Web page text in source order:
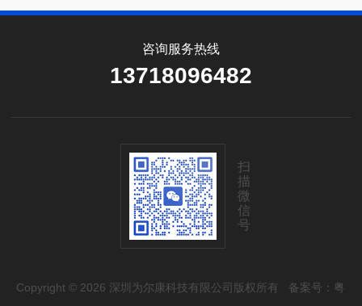
咨询服务热线
13718096482
扫
描
微
信
号
Copyright © 2026 深圳为尔康科技有限公司版权所有 备案号：粤